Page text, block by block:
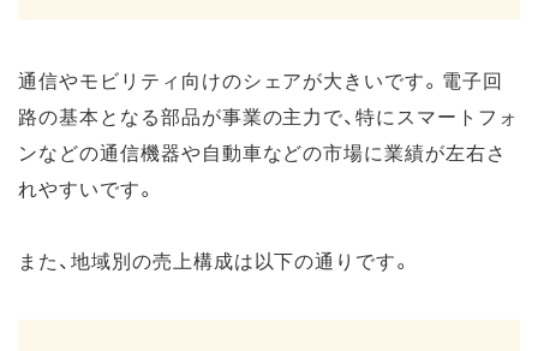
通信やモビリティ向けのシェアが大きいです。電子回
路の基本となる部品が事業の主力で、特にスマートフォ
ンなどの通信機器や自動車などの市場に業績が左右さ
れやすいです。
また、地域別の売上構成は以下の通りです。